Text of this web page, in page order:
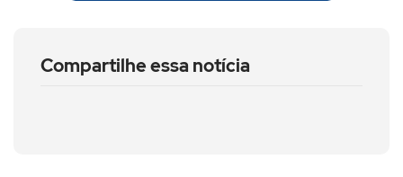
Compartilhe essa notícia